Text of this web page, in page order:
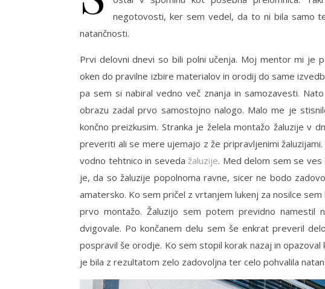
negotovosti, ker sem vedel, da to ni bila samo
natančnosti.
Prvi delovni dnevi so bili polni učenja. Moj mentor mi je
oken do pravilne izbire materialov in orodij do same
pa sem si nabiral vedno več znanja in samozavesti.
obrazu zadal prvo samostojno nalogo. Malo me je
končno preizkusim. Stranka je želela montažo žaluzije v
preveriti ali se mere ujemajo z že pripravljenimi
vodno tehtnico in sevedažaluzije. Med delom sem se
je, da so žaluzije popolnoma ravne, sicer ne bodo
amatersko. Ko sem pričel z vrtanjem lukenj za nosilce
prvo montažo. Žaluzijo sem potem previdno namestil
dvigovale. Po končanem delu sem še enkrat preveril
pospravil še orodje. Ko sem stopil korak nazaj in
je bila z rezultatom zelo zadovoljna ter celo pohvalila